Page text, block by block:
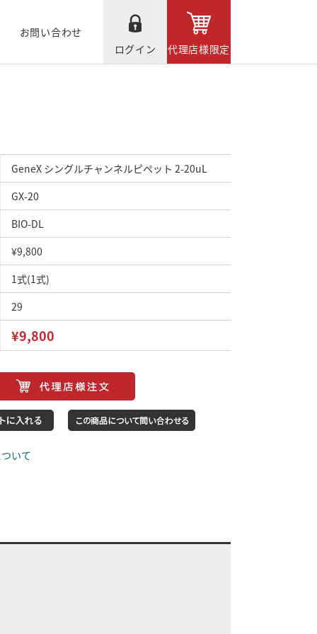
お問い合わせ
ログイン
代理店様限定
GeneX シングルチャンネルピペット 2-20uL
GX-20
BIO-DL
¥9,800
1式(1式)
29
¥9,800
いて